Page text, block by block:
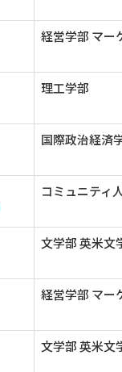
経営学部 マー
理工学部
国際政治経済
コミュニティ
文学部 英米文
経営学部 マー
文学部 英米文